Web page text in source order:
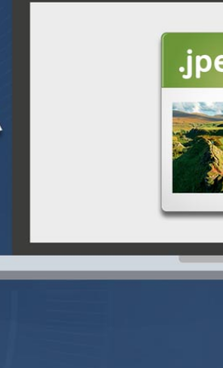
för att konvertera bilder från färg